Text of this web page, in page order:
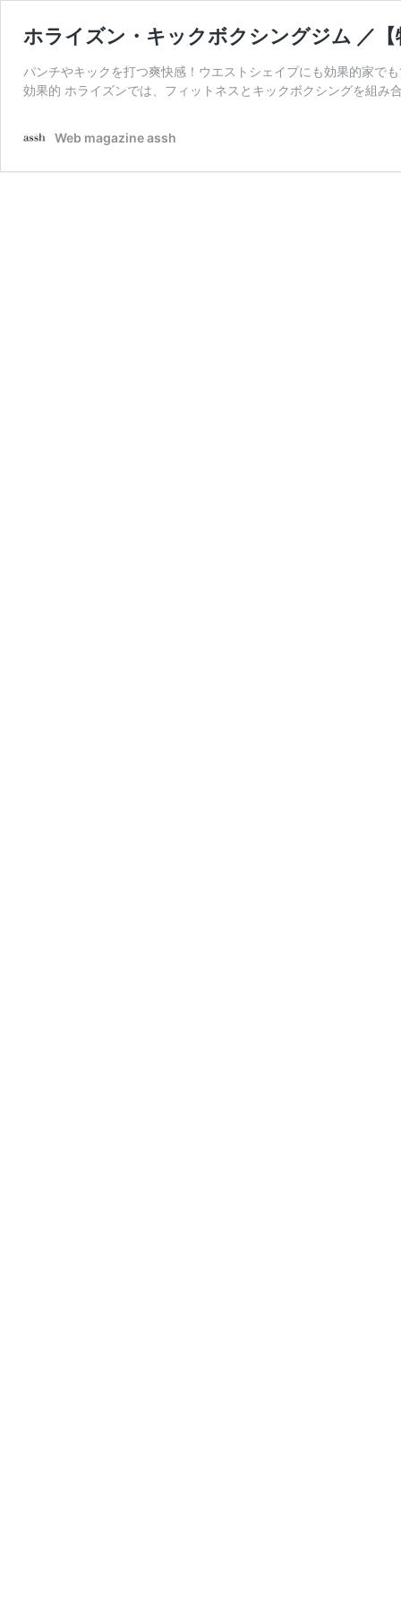
ホライズン・キックボクシングジム ／
パンチやキックを打つ爽快感！ウエストシェイプにも効果的家で
効果的 ホライズンでは、フィットネスとキックボクシングを組
Web magazine assh